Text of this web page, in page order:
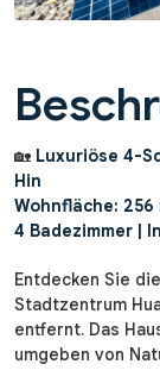
🏡 Luxuriöse 4-
Hin
Wohnfläche: 256
4 Badezimmer |
Entdecken Sie
Stadtzentrum
entfernt. Das
umgeben von